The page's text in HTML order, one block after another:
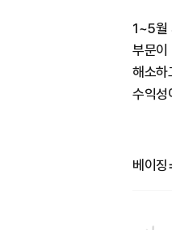
1~5월
부문이
해소하
수익성
베이